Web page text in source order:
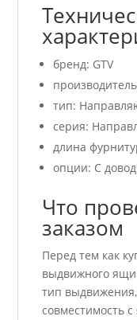
бренд: GTV
тип:
серия:
длина
опции: С
Что
заказом
Перед тем как
выдвижного
тип
совместимость